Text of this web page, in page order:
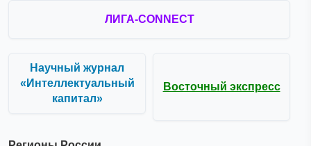
ЛИГА-CONNECT
Научный журнал
«Интеллектуальный
капитал»
Восточный экспресс